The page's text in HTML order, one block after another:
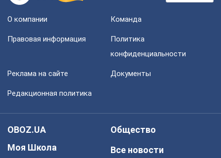
О компании Команда
Правовая информация
Политика
конфиденциальности
Реклама на сайте Документы
Редакционная политика
OBOZ.UA
Моя Школа
Общество
Все новости